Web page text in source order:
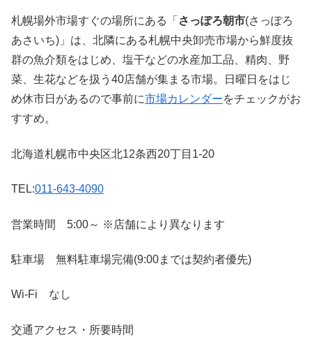
札幌場外市場すぐの場所にある「 さっぽろ朝市(さっぽろ
あさいち)」は、北隣にある札幌中央卸売市場から鮮度抜
群の魚介類をはじめ、塩干などの水産加工品、精肉、野
菜、生花などを扱う40店舗が集まる市場。日曜日をはじ
め休市日があるので事前に市場カレンダーをチェックがお
すすめ。
北海道札幌市中央区北12条西20丁目1-20
TEL:011-643-4090
営業時間 5:00～ ※店舗により異なります
駐車場 無料駐車場完備(9:00までは契約者優先)
Wi-Fi なし
交通アクセス・所要時間